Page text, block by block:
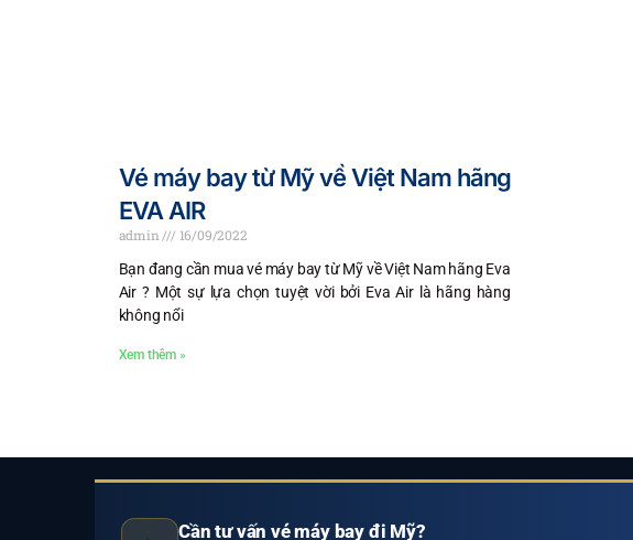
Vé máy bay từ Mỹ về Việt Nam hãng
EVA AIR
admin
16/09/2022
Bạn đang cần mua vé máy bay từ Mỹ về Việt Nam hãng Eva
Air ? Một sự lựa chọn tuyệt vời bởi Eva Air là hãng hàng
không nổi
Xem thêm »
Cần tư vấn vé máy bay đi Mỹ?